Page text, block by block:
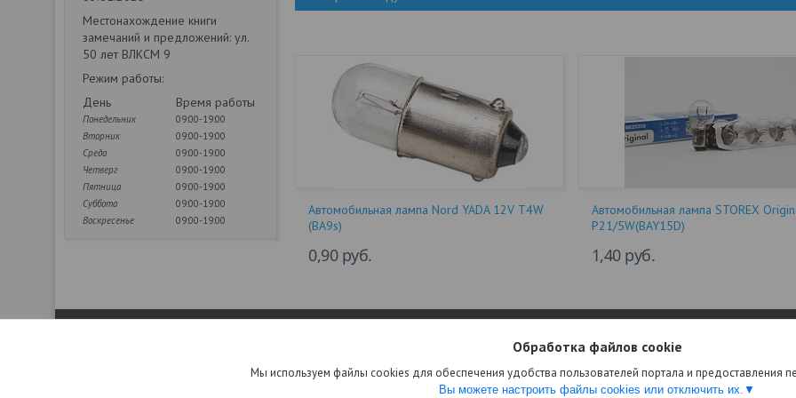
Местонахождение книги
замечаний и предложений: ул.
50 лет ВЛКСМ 9
Режим работы:
День
Время работы
Понедельник
09:00-19:00
Вторник
09:00-19:00
Среда
09:00-19:00
Четверг
09:00-19:00
Пятница
09:00-19:00
Суббота
09:00-19:00
Воскресенье
09:00-19:00
Автомобильная лампа Nord YADA 12V T4W
(BA9s)
0,90 руб.
Автомобильная лампа STOREX
P21/5W(BAY15D)
1,40 руб.
Электромонтажная продукция
Договор публичной оферты
Обработка файлов cookie
Мы используем файлы cookies для обеспечения удобства пользователей портала и предоставления
Вы можете настроить файлы cookies или отключить их.